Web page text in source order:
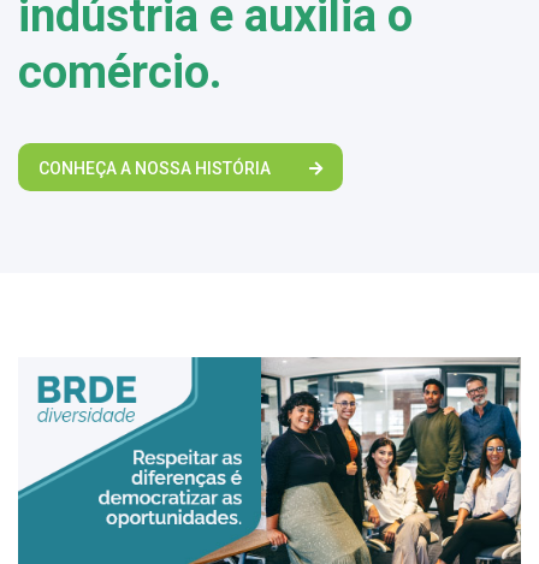
indústria e auxilia o
comércio.
CONHEÇA A NOSSA HISTÓRIA